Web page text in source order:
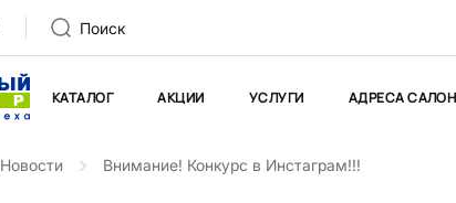
Поиск
КАТАЛОГ АКЦИИ УСЛУГИ АДРЕСА
Новости Внимание! Конкурс в Инстаграм!!!